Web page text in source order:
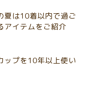
夏は10着以内で過ご
アイテムをご紹介
ップを10年以上使い